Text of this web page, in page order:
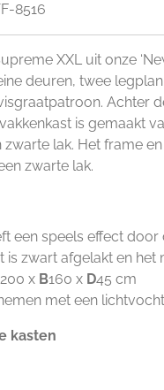
8516
XXL uit onze
deuren, twee
Achter
is gemaakt
lak. Het frame
zwarte lak.
een speels effect
is zwart afgelakt en
200 x B160 x D45 cm
met een
kasten